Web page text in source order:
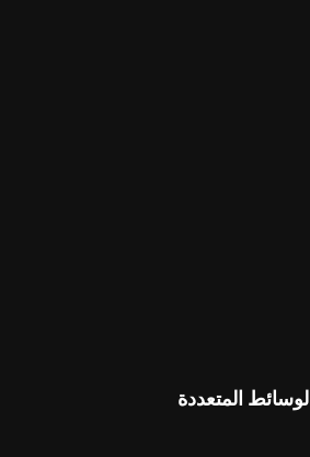
الوسائط المتعددة